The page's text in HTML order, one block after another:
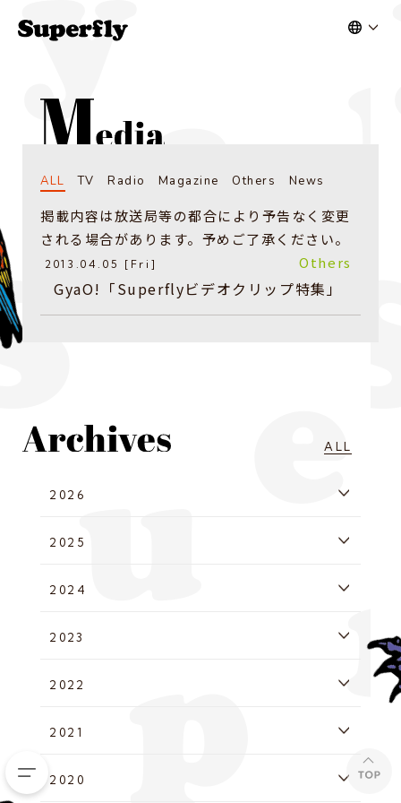
ALL TV Radio Magazine Others News
掲載内容は放送局等の都合により予告なく変更
される場合があります。予めご了承ください。
2013.04.05 [Fri] Others
GyaO!「Superflyビデオクリップ特集」
ALL
2026
2025
2024
2023
2022
2021
2020